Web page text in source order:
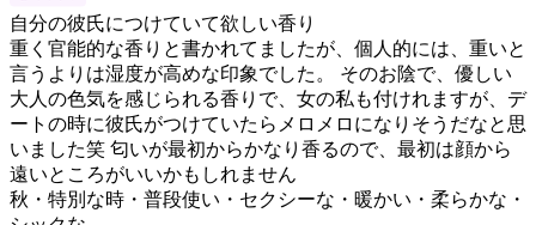
自分の彼氏につけていて欲しい香り
重く官能的な香りと書かれてましたが、個人的には、重いと
言うよりは湿度が高めな印象でした。 そのお陰で、優しい
大人の色気を感じられる香りで、女の私も付けれますが、デ
ートの時に彼氏がつけていたらメロメロになりそうだなと思
いました笑 匂いが最初からかなり香るので、最初は顔から
遠いところがいいかもしれません
秋・特別な時・普段使い・セクシーな・暖かい・柔らかな・